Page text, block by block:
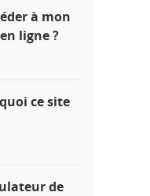
à mon
ligne ?
ce site
de